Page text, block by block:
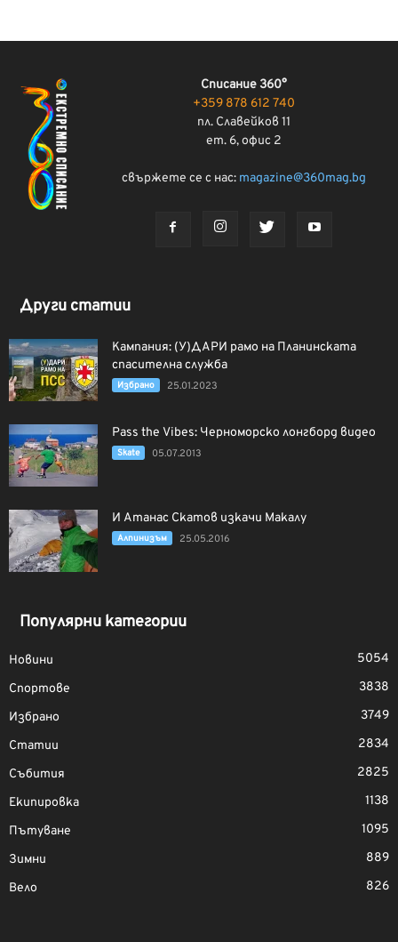
Списание 360°
+359 878 612 740
пл. Славейков 11
ет. 6, офис 2
свържете се с нас: magazine@360mag.bg
Други статии
Кампания: (У)ДАРИ рамо на Планинската
спасителна служба
Избрано 25.01.2023
Pass the Vibes: Черноморско лонгборд видео
Skate 05.07.2013
И Атанас Скатов изкачи Макалу
Алпинизъм 25.05.2016
Популярни категории
Новини
5054
Спортове
3838
Избрано
3749
Статии
2834
Събития
2825
Екипировка
1138
Пътуване
1095
Зимни
889
Вело
826